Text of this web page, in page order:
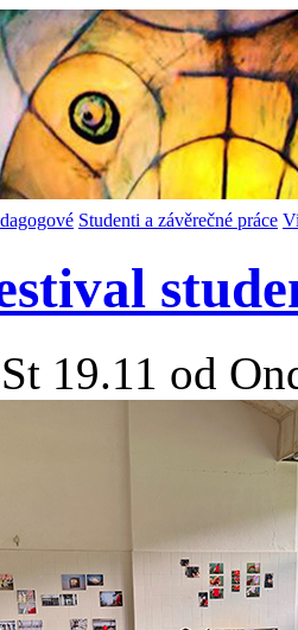
Studenti a závěrečné práce
19.11 od